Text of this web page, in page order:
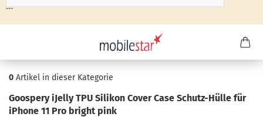
```
0 Artikel in dieser Kategorie
Goo­spe­ry iJel­ly TPU Si­li­kon Cover Case Schutz-​Hülle für
iPho­ne 11 Pro bright pink